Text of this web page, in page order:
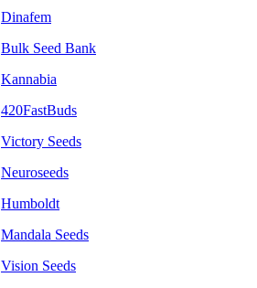
Dinafem
Bulk Seed Bank
Kannabia
420FastBuds
Victory Seeds
Neuroseeds
Humboldt
Mandala Seeds
Vision Seeds